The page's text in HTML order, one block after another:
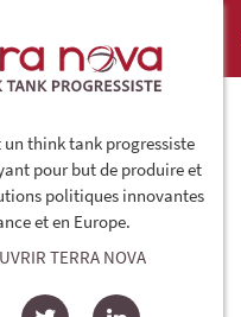
un think tank progressiste
pour but de produire et
politiques innovantes
et en Europe.
TERRA NOVA